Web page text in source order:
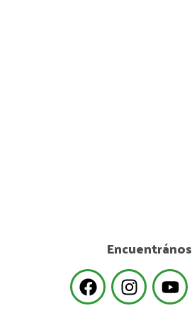
Encuentrános